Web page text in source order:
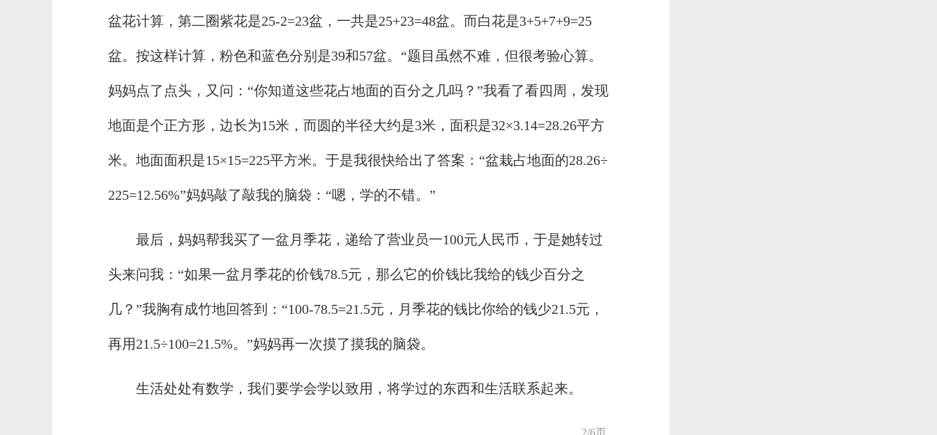
盆花计算，第二圈紫花是25-2=23盆，一共是25+23=48盆。而白花是3+5+7+9=25
盆。按这样计算，粉色和蓝色分别是39和57盆。“题目虽然不难，但很考验心算。
妈妈点了点头，又问：“你知道这些花占地面的百分之几吗？”我看了看四周，发现
地面是个正方形，边长为15米，而圆的半径大约是3米，面积是32×3.14=28.26平方
米。地面面积是15×15=225平方米。于是我很快给出了答案：“盆栽占地面的28.26÷
225=12.56%”妈妈敲了敲我的脑袋：“嗯，学的不错。”
最后，妈妈帮我买了一盆月季花，递给了营业员一100元人民币，于是她转过
头来问我：“如果一盆月季花的价钱78.5元，那么它的价钱比我给的钱少百分之
几？”我胸有成竹地回答到：“100-78.5=21.5元，月季花的钱比你给的钱少21.5元，
再用21.5÷100=21.5%。”妈妈再一次摸了摸我的脑袋。
生活处处有数学，我们要学会学以致用，将学过的东西和生活联系起来。
2/6页